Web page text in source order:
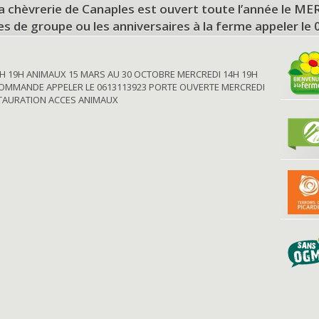
chèvrerie de Canaples est ouvert toute l’année le
de groupe ou les anniversaires à la ferme appeler le
19H ANIMAUX 15 MARS AU 30 OCTOBRE MERCREDI 14H 19H
APPELER LE 0613113923 PORTE OUVERTE MERCREDI
ACCES ANIMAUX